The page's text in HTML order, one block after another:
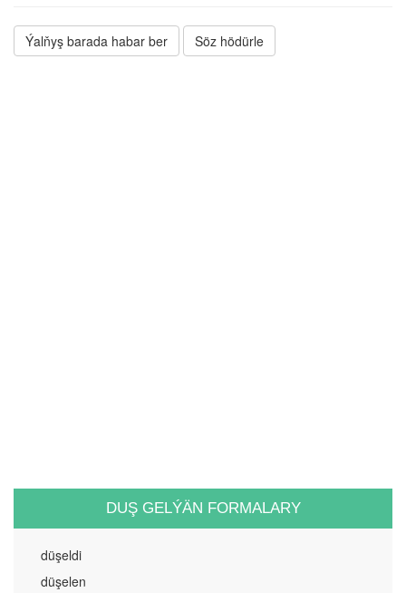
Ýalňyş barada habar ber Söz hödürle
DUŞ GELÝÄN FORMALARY
düşeldi
düşelen